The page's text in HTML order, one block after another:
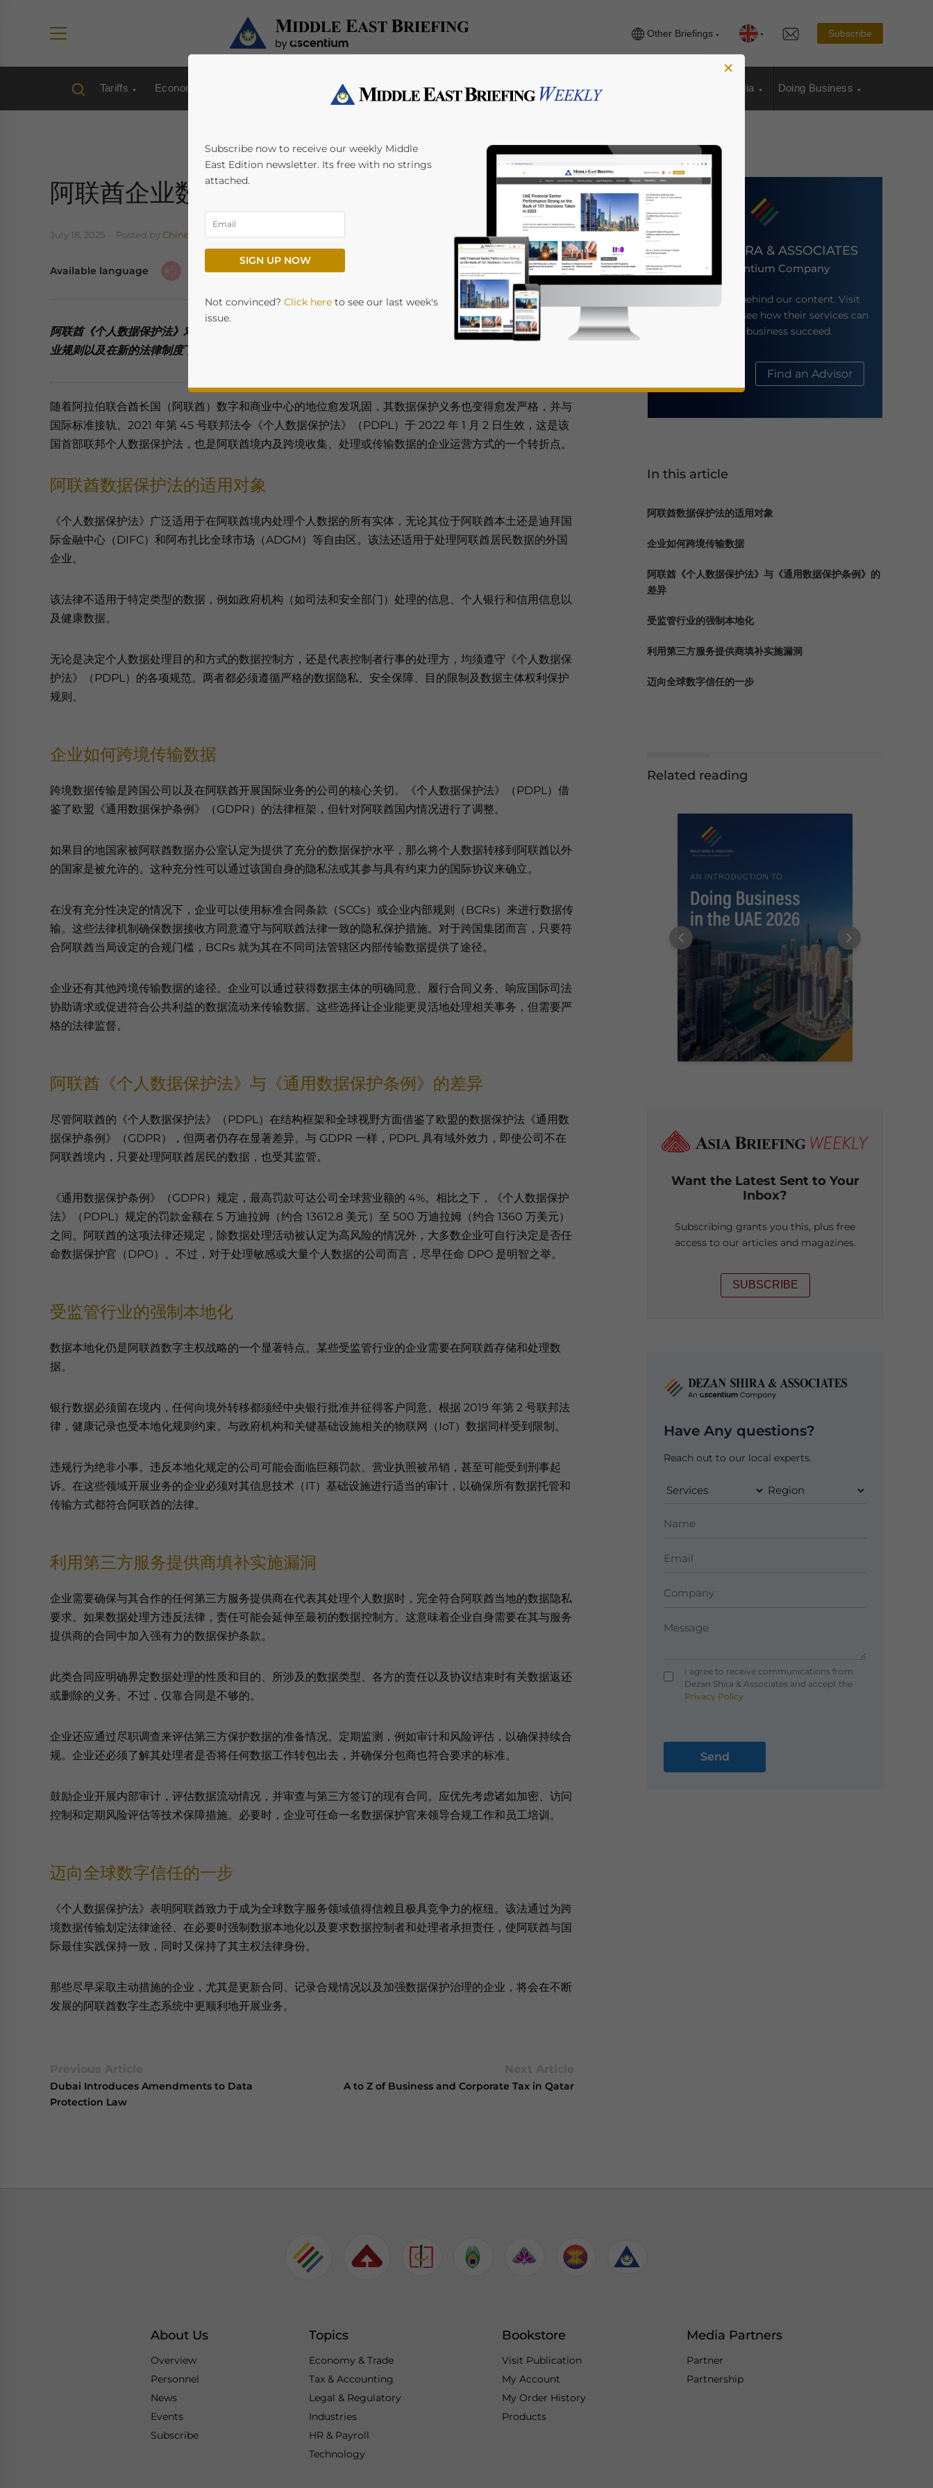
Other Briefings Subscribe
Tariffs Economy Tax/Accounting Regulatory HR/Payroll Events Media Doing Business
阿联酋企业数据保护义务及跨境数据传输
July 18, 2025 Posted byChinese Desk Written byGiulia Interesse
Available language
阿联酋《个人数据保护法》对企业处理个人数据和跨境传输提出了义务要求。本文详细阐述了合规要求、行
业规则以及在新的法律制度下企业应如何管理第三方风险。
随着阿拉伯联合酋长国（阿联酋）数字和商业中心的地位愈发巩固，其数据保护义务也变得愈发严格，并与
国际标准接轨。2021 年第 45 号联邦法令《个人数据保护法》（PDPL）于 2022 年 1 月 2 日生效，这是该
国首部联邦个人数据保护法，也是阿联酋境内及跨境收集、处理或传输数据的企业运营方式的一个转折点。
阿联酋数据保护法的适用对象
《个人数据保护法》广泛适用于在阿联酋境内处理个人数据的所有实体，无论其位于阿联酋本土还是迪拜国
际金融中心（DIFC）和阿布扎比全球市场（ADGM）等自由区。该法还适用于处理阿联酋居民数据的外国
企业。
该法律不适用于特定类型的数据，例如政府机构（如司法和安全部门）处理的信息、个人银行和信用信息以
及健康数据。
无论是决定个人数据处理目的和方式的数据控制方，还是代表控制者行事的处理方，均须遵守《个人数据保
护法》（PDPL）的各项规范。两者都必须遵循严格的数据隐私、安全保障、目的限制及数据主体权利保护
规则。
企业如何跨境传输数据
跨境数据传输是跨国公司以及在阿联酋开展国际业务的公司的核心关切。《个人数据保护法》（PDPL）借
鉴了欧盟《通用数据保护条例》（GDPR）的法律框架，但针对阿联酋国内情况进行了调整。
如果目的地国家被阿联酋数据办公室认定为提供了充分的数据保护水平，那么将个人数据转移到阿联酋以外
的国家是被允许的。这种充分性可以通过该国自身的隐私法或其参与具有约束力的国际协议来确立。
在没有充分性决定的情况下，企业可以使用标准合同条款（SCCs）或企业内部规则（BCRs）来进行数据传
输。这些法律机制确保数据接收方同意遵守与阿联酋法律一致的隐私保护措施。对于跨国集团而言，只要符
合阿联酋当局设定的合规门槛，BCRs 就为其在不同司法管辖区内部传输数据提供了途径。
企业还有其他跨境传输数据的途径。企业可以通过获得数据主体的明确同意、履行合同义务、响应国际司法
协助请求或促进符合公共利益的数据流动来传输数据。这些选择让企业能更灵活地处理相关事务，但需要严
格的法律监督。
阿联酋《个人数据保护法》与《通用数据保护条例》的差异
尽管阿联酋的《个人数据保护法》（PDPL）在结构框架和全球视野方面借鉴了欧盟的数据保护法《通用数
据保护条例》（GDPR），但两者仍存在显著差异。与 GDPR 一样，PDPL 具有域外效力，即使公司不在
阿联酋境内，只要处理阿联酋居民的数据，也受其监管。
《通用数据保护条例》（GDPR）规定，最高罚款可达公司全球营业额的 4%。相比之下，《个人数据保护
法》（PDPL）规定的罚款金额在 5 万迪拉姆（约合 13612.8 美元）至 500 万迪拉姆（约合 1360 万美元）
之间。阿联酋的这项法律还规定，除数据处理活动被认定为高风险的情况外，大多数企业可自行决定是否任
命数据保护官（DPO）。不过，对于处理敏感或大量个人数据的公司而言，尽早任命 DPO 是明智之举。
受监管行业的强制本地化
数据本地化仍是阿联酋数字主权战略的一个显著特点。某些受监管行业的企业需要在阿联酋存储和处理数
据。
银行数据必须留在境内，任何向境外转移都须经中央银行批准并征得客户同意。根据 2019 年第 2 号联邦法
律，健康记录也受本地化规则约束。与政府机构和关键基础设施相关的物联网（IoT）数据同样受到限制。
违规行为绝非小事。违反本地化规定的公司可能会面临巨额罚款、营业执照被吊销，甚至可能受到刑事起
诉。在这些领域开展业务的企业必须对其信息技术（IT）基础设施进行适当的审计，以确保所有数据托管和
传输方式都符合阿联酋的法律。
利用第三方服务提供商填补实施漏洞
企业需要确保与其合作的任何第三方服务提供商在代表其处理个人数据时，完全符合阿联酋当地的数据隐私
要求。如果数据处理方违反法律，责任可能会延伸至最初的数据控制方。这意味着企业自身需要在其与服务
提供商的合同中加入强有力的数据保护条款。
此类合同应明确界定数据处理的性质和目的、所涉及的数据类型、各方的责任以及协议结束时有关数据返还
或删除的义务。不过，仅靠合同是不够的。
企业还应通过尽职调查来评估第三方保护数据的准备情况。定期监测，例如审计和风险评估，以确保持续合
规。企业还必须了解其处理者是否将任何数据工作转包出去，并确保分包商也符合要求的标准。
鼓励企业开展内部审计，评估数据流动情况，并审查与第三方签订的现有合同。应优先考虑诸如加密、访问
控制和定期风险评估等技术保障措施。必要时，企业可任命一名数据保护官来领导合规工作和员工培训。
迈向全球数字信任的一步
《个人数据保护法》表明阿联酋致力于成为全球数字服务领域值得信赖且极具竞争力的枢纽。该法通过为跨
境数据传输划定法律途径、在必要时强制数据本地化以及要求数据控制者和处理者承担责任，使阿联酋与国
际最佳实践保持一致，同时又保持了其主权法律身份。
那些尽早采取主动措施的企业，尤其是更新合同、记录合规情况以及加强数据保护治理的企业，将会在不断
发展的阿联酋数字生态系统中更顺利地开展业务。
Dubai Introduces Amendments to Data
Protection Law
A to Z of Business and Corporate Tax in Qatar
DEZAN SHIRA & ASSOCIATES
An Ascentium Company
Meet the firm behind our content. Visit
their website to see how their services can
help your business succeed.
Find an Advisor
In this article
阿联酋数据保护法的适用对象
企业如何跨境传输数据
阿联酋《个人数据保护法》与《通用数据保护条例》的
差异
受监管行业的强制本地化
利用第三方服务提供商填补实施漏洞
迈向全球数字信任的一步
Related reading
Want the Latest Sent to Your
Inbox?
Subscribing grants you this, plus free
access to our articles and magazines.
SUBSCRIBE
Have Any questions?
Reach out to our local experts.
I agree to receive communications from
Dezan Shira & Associates and accept the
Privacy Policy
About Us
Overview
Personnel
News
Events
Subscribe
Topics
Economy & Trade
Tax & Accounting
Legal & Regulatory
Industries
HR & Payroll
Technology
Bookstore
Visit Publication
My Account
My Order History
Products
Media Partners
Partner
Partnership
×
Subscribe now to receive our weekly Middle
East Edition newsletter. Its free with no strings
attached.
SIGN UP NOW
Not convinced? Click here to see our last week's
issue.
Yes, I have read the